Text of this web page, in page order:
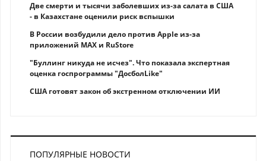
Две смерти и тысячи заболевших из-за салата в США
- в Казахстане оценили риск вспышки
В России возбудили дело против Apple из-за
приложений MAX и RuStore
"Буллинг никуда не исчез". Что показала экспертная
оценка госпрограммы "ДосболLike"
США готовят закон об экстренном отключении ИИ
ПОПУЛЯРНЫЕ НОВОСТИ